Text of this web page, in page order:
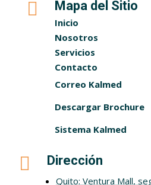
 Mapa del Sitio
Inicio
Nosotros
Servicios
Contacto
Correo Kalmed
Descargar Brochure
Sistema Kalmed
 Dirección
Quito: Ventura Mall,